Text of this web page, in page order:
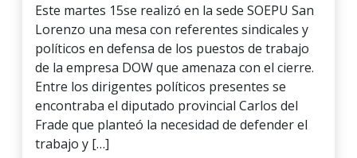
Este martes 15se realizó en la sede SOEPU San
Lorenzo una mesa con referentes sindicales y
políticos en defensa de los puestos de trabajo
de la empresa DOW que amenaza con el cierre.
Entre los dirigentes políticos presentes se
encontraba el diputado provincial Carlos del
Frade que planteó la necesidad de defender el
trabajo y […]